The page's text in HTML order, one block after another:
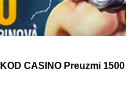
CASINO Preuzmi 1500